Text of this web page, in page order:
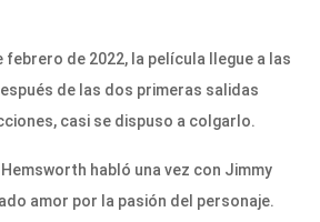
febrero de 2022, la película llegue a las
de las dos primeras salidas
casi se dispuso a colgarlo.
habló una vez con Jimmy
amor por la pasión del personaje.